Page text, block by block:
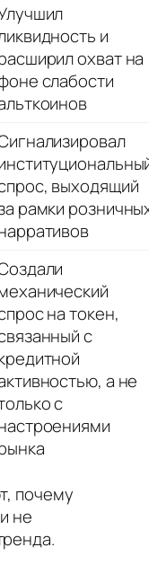
и
охват на
слабости
выходящий
рамки
на токен,
с
а не
с
почему
не